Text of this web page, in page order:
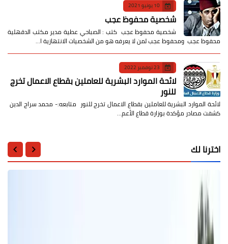
10 يونيو 2021
شخصية محفوظ عجب
شخصية محفوظ عجب كتب : الصباحي عطية مدير مكتب الدقهلية
محفوظ عجب ومحفوظ عجب لمن لا يعرفه هو من الشخصيات الانتهازية ا…
23 نوفمبر 2022
لائحة الموارد البشرية للعاملين بقطاع الاعمال تخرج
للنور
لائحة الموارد البشرية للعاملين بقطاع الاعمال تخرج للنور متابعه:- محمد سراج الدين
كشفت مصادر مؤكدة بوزارة قطاع الأعم…
اخترنا لك